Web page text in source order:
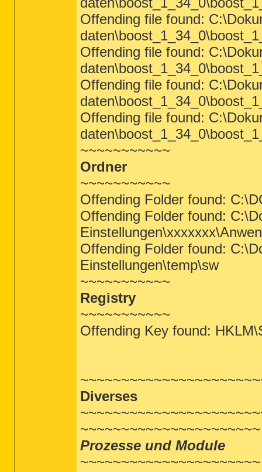
Offending file found:
Offending file found:
Offending file found:
Offending file found:
~~~~~~~~~~~
Ordner
~~~~~~~~~~~
Offending Folder found:
Offending Folder found:
Offending Folder found:
Einstellungen\temp\sw
~~~~~~~~~~~
Registry
~~~~~~~~~~~
Offending Key found:
Diverses
~~~~~~~~~~~~~~~~~~~~~~
Prozesse und Module
~~~~~~~~~~~~~~~~~~~~~~